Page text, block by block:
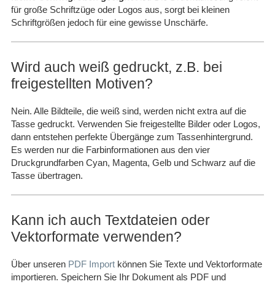
für große Schriftzüge oder Logos aus, sorgt bei kleinen
Schriftgrößen jedoch für eine gewisse Unschärfe.
Wird auch weiß gedruckt, z.B. bei
freigestellten Motiven?
Nein. Alle Bildteile, die weiß sind, werden nicht extra auf die
Tasse gedruckt. Verwenden Sie freigestellte Bilder oder Logos,
dann entstehen perfekte Übergänge zum Tassenhintergrund.
Es werden nur die Farbinformationen aus den vier
Druckgrundfarben Cyan, Magenta, Gelb und Schwarz auf die
Tasse übertragen.
Kann ich auch Textdateien oder
Vektorformate verwenden?
Über unseren PDF Import können Sie Texte und Vektorformate
importieren. Speichern Sie Ihr Dokument als PDF und